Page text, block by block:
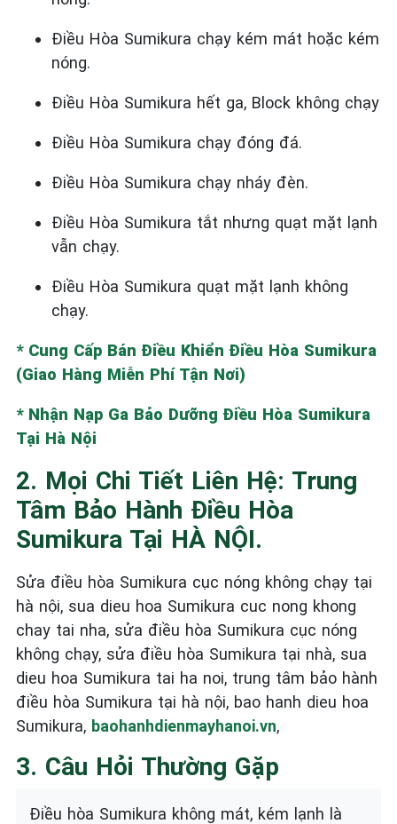
Điều Hòa Sumikura chạy kém mát hoặc kém
nóng.
Điều Hòa Sumikura hết ga, Block không chạy
Điều Hòa Sumikura chạy đóng đá.
Điều Hòa Sumikura chạy nháy đèn.
Điều Hòa Sumikura tắt nhưng quạt mặt lạnh
vẫn chạy.
Điều Hòa Sumikura quạt mặt lạnh không
chạy.
* Cung Cấp Bán Điều Khiển Điều Hòa Sumikura
(Giao Hàng Miễn Phí Tận Nơi)
* Nhận Nạp Ga Bảo Dưỡng Điều Hòa Sumikura
Tại Hà Nội
2. Mọi Chi Tiết Liên Hệ: Trung
Tâm Bảo Hành Điều Hòa
Sumikura Tại HÀ NỘI.
Sửa điều hòa Sumikura cục nóng không chạy tại
hà nội, sua dieu hoa Sumikura cuc nong khong
chay tai nha, sửa điều hòa Sumikura cục nóng
không chạy, sửa điều hòa Sumikura tại nhà, sua
dieu hoa Sumikura tai ha noi, trung tâm bảo hành
điều hòa Sumikura tại hà nội, bao hanh dieu hoa
Sumikura, baohanhdienmayhanoi.vn,
3. Câu Hỏi Thường Gặp
Điều hòa Sumikura không mát, kém lạnh là